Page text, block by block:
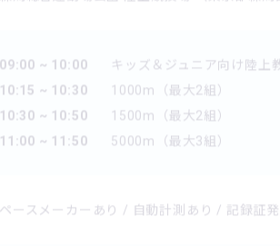
09:00 ~ 10:00
キッズ＆ジュニア向け陸
10:15 ~ 10:30
1000m（最大2組）
10:30 ~ 10:50
1500m（最大2組）
11:00 ~ 11:50
5000m（最大3組）
ペースメーカーあり / 自動計測あり / 記録証発